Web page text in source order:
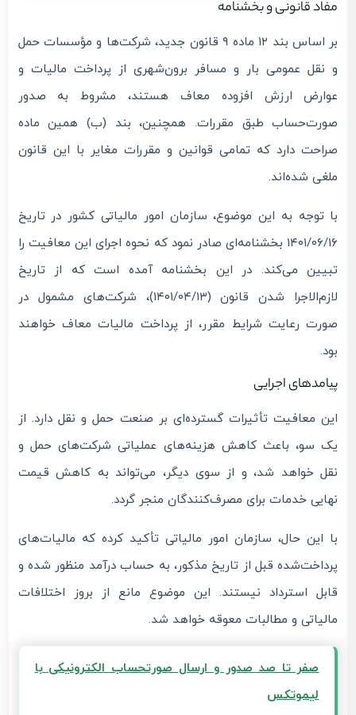
مفاد قانونی و بخشنامه
بر اساس بند ۱۲ ماده ۹ قانون جدید، شرکت‌ها و مؤسسات حمل
و نقل عمومی بار و مسافر برون‌شهری از پرداخت مالیات و
عوارض ارزش افزوده معاف هستند، مشروط به صدور
صورت‌حساب طبق مقررات. همچنین، بند (ب) همین ماده
صراحت دارد که تمامی قوانین و مقررات مغایر با این قانون
ملغی شده‌اند.
با توجه به این موضوع، سازمان امور مالیاتی کشور در تاریخ
۱۴۰۱/۰۶/۱۶ بخشنامه‌ای صادر نمود که نحوه اجرای این معافیت را
تبیین می‌کند. در این بخشنامه آمده است که از تاریخ
لازم‌الاجرا شدن قانون (۱۴۰۱/۰۴/۱۳)، شرکت‌های مشمول در
صورت رعایت شرایط مقرر، از پرداخت مالیات معاف خواهند
بود.
پیامدهای اجرایی
این معافیت تأثیرات گسترده‌ای بر صنعت حمل و نقل دارد. از
یک سو، باعث کاهش هزینه‌های عملیاتی شرکت‌های حمل و
نقل خواهد شد، و از سوی دیگر، می‌تواند به کاهش قیمت
نهایی خدمات برای مصرف‌کنندگان منجر گردد.
با این حال، سازمان امور مالیاتی تأکید کرده که مالیات‌های
پرداخت‌شده قبل از تاریخ مذکور، به حساب درآمد منظور شده و
قابل استرداد نیستند. این موضوع مانع از بروز اختلافات
مالیاتی و مطالبات معوقه خواهد شد.
صفر تا صد صدور و ارسال صورتحساب الکترونیکی با
لیموتکس